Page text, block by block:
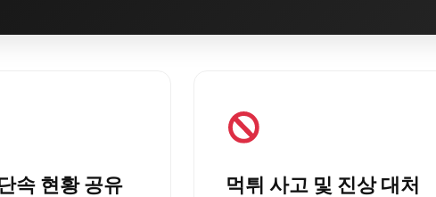
속 현황 공유 먹튀 사고 및 진상 대처